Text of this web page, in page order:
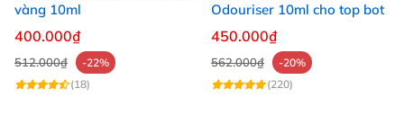
vàng 10ml
400.000₫
512.000₫
-22%
(18)
Odouriser 10ml cho top bot
450.000₫
562.000₫
-20%
(220)